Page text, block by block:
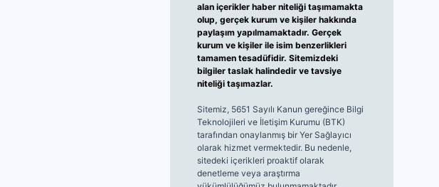
alan içerikler haber niteliği taşımamakta
olup, gerçek kurum ve kişiler hakkında
paylaşım yapılmamaktadır. Gerçek
kurum ve kişiler ile isim benzerlikleri
tamamen tesadüfidir. Sitemizdeki
bilgiler taslak halindedir ve tavsiye
niteliği taşımazlar.
Sitemiz, 5651 Sayılı Kanun gereğince Bilgi
Teknolojileri ve İletişim Kurumu (BTK)
tarafından onaylanmış bir Yer Sağlayıcı
olarak hizmet vermektedir. Bu nedenle,
sitedeki içerikleri proaktif olarak
denetleme veya araştırma